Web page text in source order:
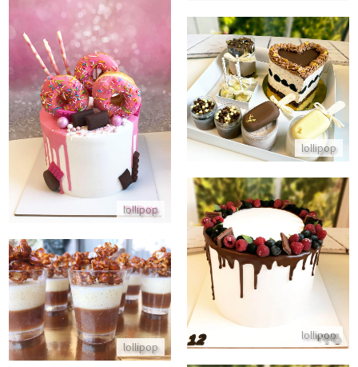
lollipop
עוגת דונאטס וממתקים
התקשר/י
lollipop
מארז מתוק ליום הולדת
התקשר/י
lollipop
עוגת וניל פירות יער ותותים
התקשר/י
lollipop
קינוחי כוסות פופקורן קרמל
התקשר/י